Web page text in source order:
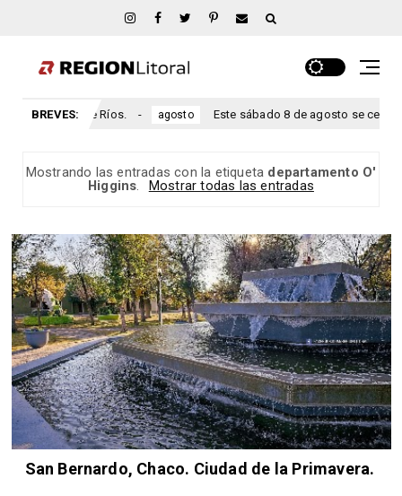
BREVES:
Entre Ríos. agosto Este sábado 8 de agosto se celebra el
Mostrando las entradas con la etiqueta departamento O'
Higgins. Mostrar todas las entradas
San Bernardo, Chaco. Ciudad de la Primavera.